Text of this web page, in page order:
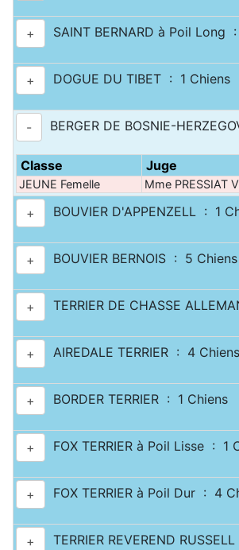
+ SAINT BERNARD à Poil Long
+ DOGUE DU TIBET : 1 Chiens
- BERGER DE BOSNIE-
Classe Juge
JEUNE Femelle Mme PRESSIAT
+ BOUVIER D'APPENZELL : 1
+ BOUVIER BERNOIS : 5 Chiens
+ TERRIER DE CHASSE
+ AIREDALE TERRIER : 4 Chiens
+ BORDER TERRIER : 1 Chiens
+ FOX TERRIER à Poil Lisse : 1
+ FOX TERRIER à Poil Dur : 4
+ TERRIER REVEREND